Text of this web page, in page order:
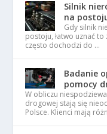
Silnik
na
Gdy silnik
postoju, łatwo uznać
często dochodzi do …
Badanie
pomocy
W obliczu
drogowej stają się
Polsce. Klienci mają